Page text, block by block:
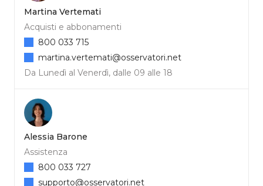
Martina Vertemati
Acquisti e abbonamenti
Da Lunedì al Venerdì, dalle 09 alle 18
800 033 715
martina.vertemati@osservatori.net
Alessia Barone
Assistenza
800 033 727
supporto@osservatori.net